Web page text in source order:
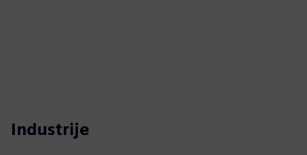
Industrije